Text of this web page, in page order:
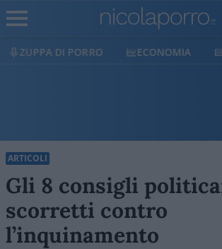
ECONOMIA LIBERILIBRI
ARTICOLI
Gli 8 consigli
scorretti contro
l’inquinamento